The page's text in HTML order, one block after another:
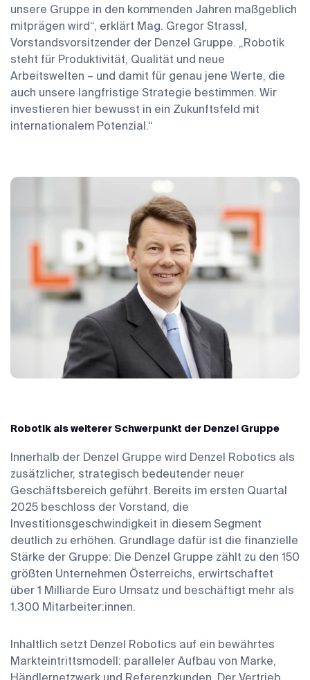
unsere Gruppe in den kommenden Jahren maßgeblich
mitprägen wird“, erklärt Mag. Gregor Strassl,
Vorstandsvorsitzender der Denzel Gruppe. „Robotik
steht für Produktivität, Qualität und neue
Arbeitswelten – und damit für genau jene Werte, die
auch unsere langfristige Strategie bestimmen. Wir
investieren hier bewusst in ein Zukunftsfeld mit
internationalem Potenzial.“
Robotik als weiterer Schwerpunkt der Denzel Gruppe
Innerhalb der Denzel Gruppe wird Denzel Robotics als
zusätzlicher, strategisch bedeutender neuer
Geschäftsbereich geführt. Bereits im ersten Quartal
2025 beschloss der Vorstand, die
Investitionsgeschwindigkeit in diesem Segment
deutlich zu erhöhen. Grundlage dafür ist die finanzielle
Stärke der Gruppe: Die Denzel Gruppe zählt zu den 150
größten Unternehmen Österreichs, erwirtschaftet
über 1 Milliarde Euro Umsatz und beschäftigt mehr als
1.300 Mitarbeiter:innen.
Inhaltlich setzt Denzel Robotics auf ein bewährtes
Markteintrittsmodell: paralleler Aufbau von Marke,